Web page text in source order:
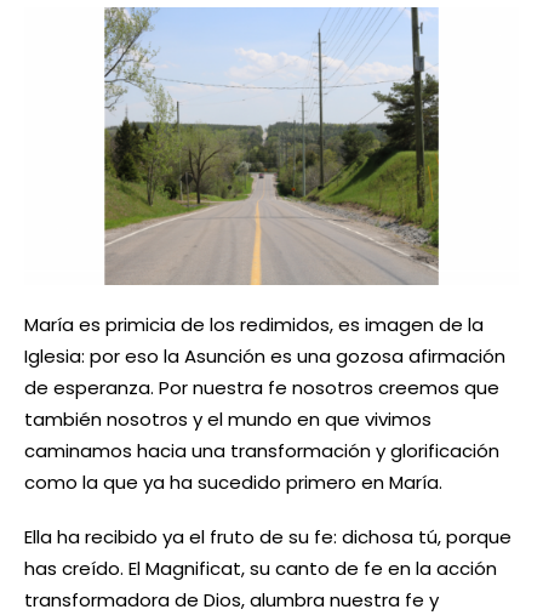
María es primicia de los redimidos, es imagen de la
Iglesia: por eso la Asunción es una gozosa afirmación
de esperanza. Por nuestra fe nosotros creemos que
también nosotros y el mundo en que vivimos
caminamos hacia una transformación y glorificación
como la que ya ha sucedido primero en María.
Ella ha recibido ya el fruto de su fe: dichosa tú, porque
has creído. El Magnificat, su canto de fe en la acción
transformadora de Dios, alumbra nuestra fe y